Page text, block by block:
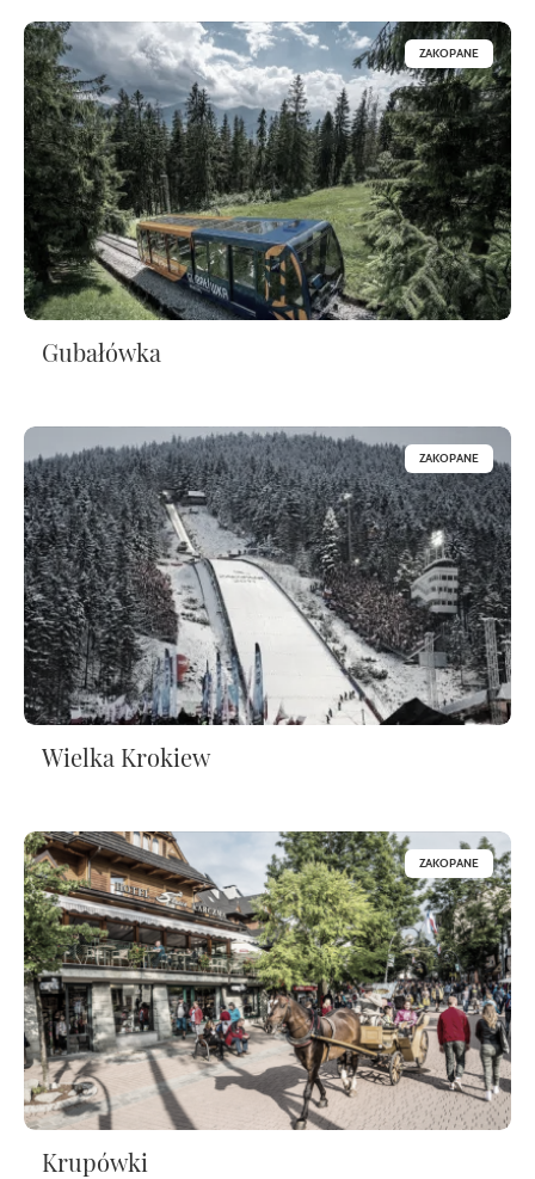
ZAKOPANE
Gubałówka
ZAKOPANE
Wielka Krokiew
ZAKOPANE
Krupówki